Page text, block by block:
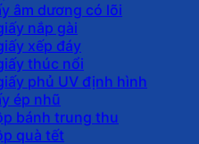
âm dương có lõi
nắp gài
xếp đáy
thúc nổi
phủ UV định hình
ép nhũ
bánh trung thu
quà tết